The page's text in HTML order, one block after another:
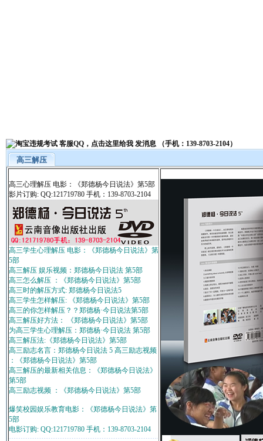
高三解压
高三心理解压 电影：《郑德杨今日说法》第5部
影片订购: QQ:121719780 手机：139-8703-2104
高三学生心理解压 电影：《郑德杨今日说法》第
5部
高三解压 娱乐视频：郑德杨今日说法 第5部
高三怎么解压 ：《郑德杨今日说法》第5部
高三时的解压方式: 郑德杨今日说法5
高三学生怎样解压: 《郑德杨今日说法》第5部
高三的你怎样解压？？郑德杨·今日说法第5部
高三解压好方法： 《郑德杨今日说法》第5部
为高三学生心理解压：郑德杨·今日说法 第5部
高三解压法:《郑德杨今日说法》第5部
高三励志名言：郑德杨今日说法 5 高三励志视频
：《郑德杨今日说法》第5部
高三解压的最新相关信息：《郑德杨今日说法》
第5部
高三励志视频 ：《郑德杨今日说法》第5部
爆笑校园娱乐教育电影：《郑德杨今日说法》第
5部
电影订购: QQ:121719780 手机：139-8703-2104